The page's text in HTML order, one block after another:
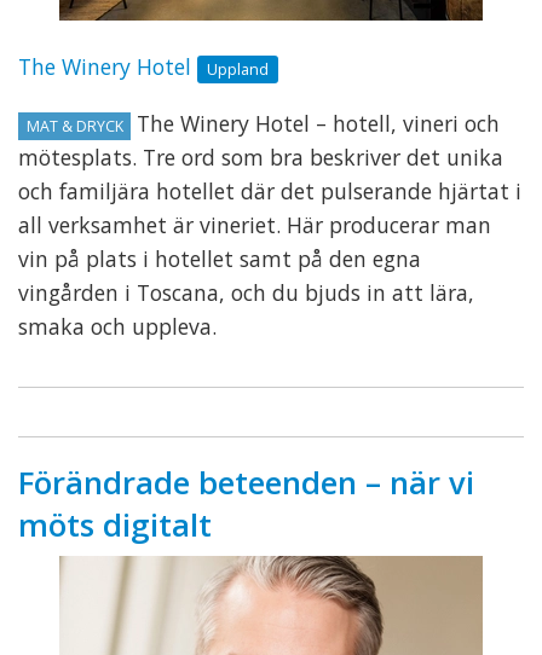
The Winery Hotel Uppland
MAT & DRYCK
The Winery Hotel – hotell, vineri och
mötesplats. Tre ord som bra beskriver det unika
och familjära hotellet där det pulserande hjärtat i
all verksamhet är vineriet. Här producerar man
vin på plats i hotellet samt på den egna
vingården i Toscana, och du bjuds in att lära,
smaka och uppleva.
Förändrade beteenden – när vi
möts digitalt